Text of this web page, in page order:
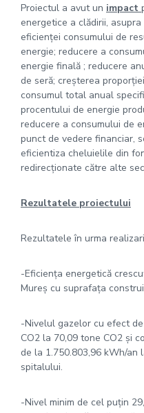
Proiectul a avut un impact
energetice a clădirii,
eficienței consumului de
energie; reducere a
energie finală ; reducere
de seră; creșterea
consumul total anual
procentului de energie
reducere a consumului de
punct de vedere financiar,
eficientiza cheluielile din
redirecționate către alte
Rezultatele proiectului
Rezultatele în urma
-Eficiența energetică
Mureș cu suprafața
-Nivelul gazelor cu efect
CO2 la 70,09 tone CO2 și
de la 1.750.803,96 kWh/an
spitalului.
-Nivel minim de cel puțin